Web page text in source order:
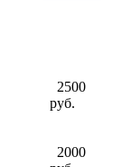
2500
руб.
2000